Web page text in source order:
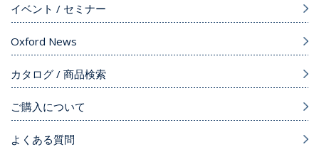
イベント / セミナー
Oxford News
カタログ / 商品検索
ご購入について
よくある質問